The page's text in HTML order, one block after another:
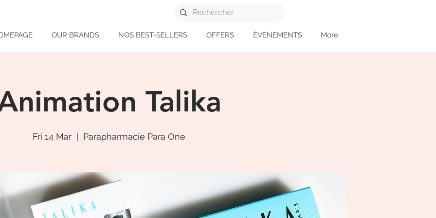
OUR BRANDS NOS BEST-SELLERS OFFERS ÉVÉNEMENTS More
Talika
Fri 14 Mar Parapharmacie Para One